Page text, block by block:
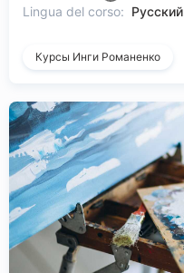
Lingua del corso: Русский
Курсы Инги Романенко